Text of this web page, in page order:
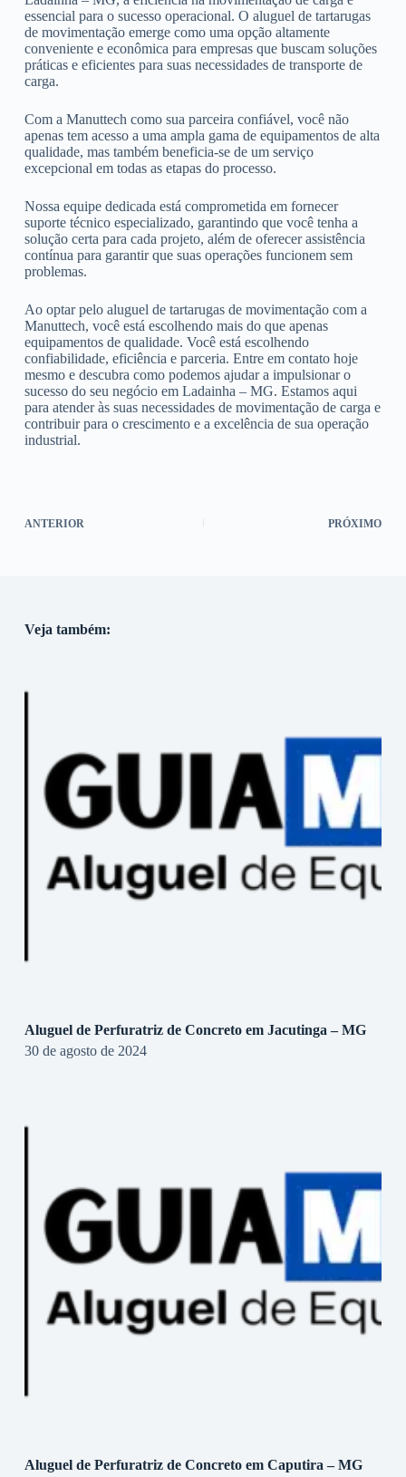
essencial para o sucesso operacional. O aluguel de tartarugas
de movimentação emerge como uma opção altamente
conveniente e econômica para empresas que buscam soluções
práticas e eficientes para suas necessidades de transporte de
carga.
Com a Manuttech como sua parceira confiável, você não
apenas tem acesso a uma ampla gama de equipamentos de alta
qualidade, mas também beneficia-se de um serviço
excepcional em todas as etapas do processo.
Nossa equipe dedicada está comprometida em fornecer
suporte técnico especializado, garantindo que você tenha a
solução certa para cada projeto, além de oferecer assistência
contínua para garantir que suas operações funcionem sem
problemas.
Ao optar pelo aluguel de tartarugas de movimentação com a
Manuttech, você está escolhendo mais do que apenas
equipamentos de qualidade. Você está escolhendo
confiabilidade, eficiência e parceria. Entre em contato hoje
mesmo e descubra como podemos ajudar a impulsionar o
sucesso do seu negócio em Ladainha – MG. Estamos aqui
para atender às suas necessidades de movimentação de carga e
contribuir para o crescimento e a excelência de sua operação
industrial.
ANTERIOR PRÓXIMO
Veja também:
Aluguel de Perfuratriz de Concreto em Jacutinga – MG
30 de agosto de 2024
Aluguel de Perfuratriz de Concreto em Caputira – MG